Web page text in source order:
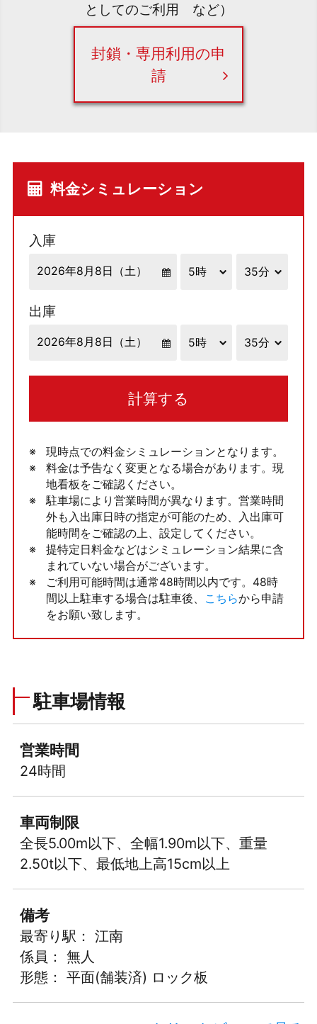
としてのご利用 など）
封鎖・専用利用の申
請
料金シミュレーション
入庫
出庫
計算する
現時点での料金シミュレーションとなります。
料金は予告なく変更となる場合があります。現
地看板をご確認ください。
駐車場により営業時間が異なります。営業時間
外も入出庫日時の指定が可能のため、入出庫可
能時間をご確認の上、設定してください。
提特定日料金などはシミュレーション結果に含
まれていない場合がございます。
ご利用可能時間は通常48時間以内です。48時
間以上駐車する場合は駐車後、
こちらから申請
をお願い致します。
駐車場情報
営業時間
24時間
車両制限
全長5.00m以下、全幅1.90m以下、重量
2.50t以下、最低地上高15cm以上
備考
最寄り駅： 江南
係員： 無人
形態： 平面(舗装済) ロック板